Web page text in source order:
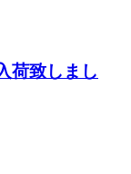
致しまし